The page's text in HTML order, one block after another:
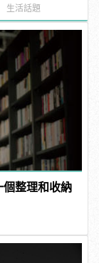
manfashion這樣
生活話題
個整理和收納